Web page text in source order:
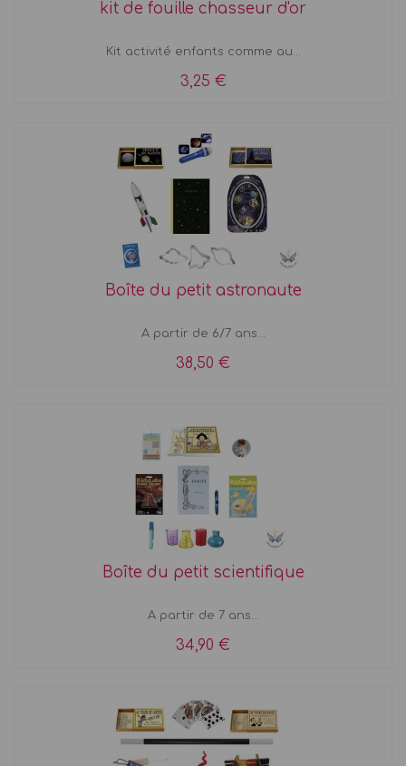
kit de fouille chasseur d'or
Kit activité enfants comme au...
3,25 €
Boîte du petit astronaute
A partir de 6/7 ans...
38,50 €
Boîte du petit scientifique
A partir de 7 ans...
34,90 €